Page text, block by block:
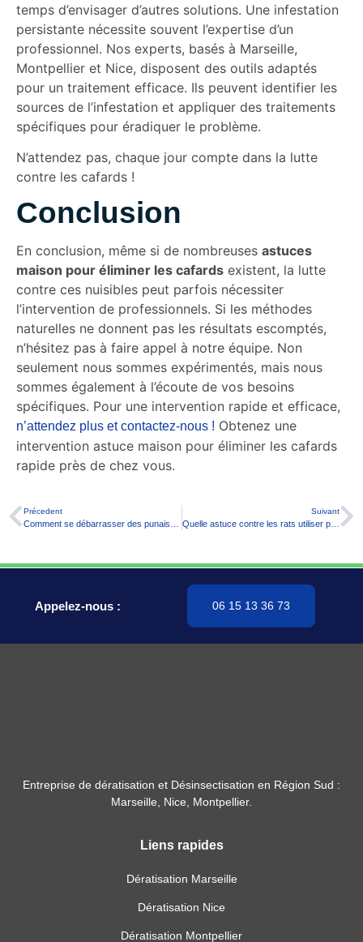
temps d’envisager d’autres solutions. Une infestation
persistante nécessite souvent l’expertise d’un
professionnel. Nos experts, basés à Marseille,
Montpellier et Nice, disposent des outils adaptés
pour un traitement efficace. Ils peuvent identifier les
sources de l’infestation et appliquer des traitements
spécifiques pour éradiquer le problème.
N’attendez pas, chaque jour compte dans la lutte
contre les cafards !
Conclusion
En conclusion, même si de nombreuses astuces
maison pour éliminer les cafards existent, la lutte
contre ces nuisibles peut parfois nécessiter
l’intervention de professionnels. Si les méthodes
naturelles ne donnent pas les résultats escomptés,
n’hésitez pas à faire appel à notre équipe. Non
seulement nous sommes expérimentés, mais nous
sommes également à l’écoute de vos besoins
spécifiques. Pour une intervention rapide et efficace,
n’attendez plus et contactez-nous ! Obtenez une
intervention astuce maison pour éliminer les cafards
rapide près de chez vous.
Précedent Suivant
Quelle astuce contre les rats utiliser pour les éloigner efficacement ?
Appelez-nous : 06 15 13 36 73
Entreprise de dératisation et Désinsectisation en Région Sud :
Marseille, Nice, Montpellier.
Liens rapides
Dératisation Marseille
Dératisation Nice
Dératisation Montpellier